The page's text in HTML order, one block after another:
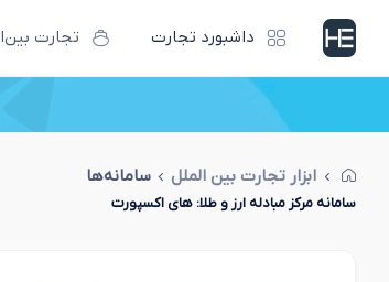
داشبورد تجارت تجارت
ابزار تجارت بین الملل سامانه‌ها
سامانه مرکز مبادله ارز و طلا: های اکسپورت